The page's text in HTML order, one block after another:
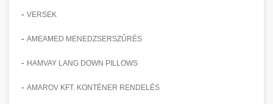
- VERSEK
- AMEAMED MENEDZSERSZŰRÉS
- HAMVAY LANG DOWN PILLOWS
- AMAROV KFT. KONTÉNER RENDELÉS